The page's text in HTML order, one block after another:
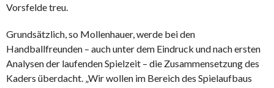
Vorsfelde treu.
Grundsätzlich, so Mollenhauer, werde bei den
Handballfreunden – auch unter dem Eindruck und nach ersten
Analysen der laufenden Spielzeit – die Zusammensetzung des
Kaders überdacht. „Wir wollen im Bereich des Spielaufbaus